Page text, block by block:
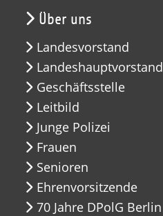
Über uns
Landesvorstand
Landeshauptvorstand
Geschäftsstelle
Leitbild
Junge Polizei
Frauen
Senioren
Ehrenvorsitzende
70 Jahre DPolG Berlin